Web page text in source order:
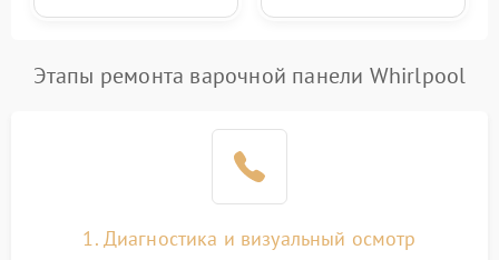
Этапы ремонта варочной панели Whirlpool
1. Диагностика и визуальный осмотр